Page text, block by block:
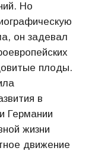
Но
он задевал
плоды.
в
Германии
жизни
движение